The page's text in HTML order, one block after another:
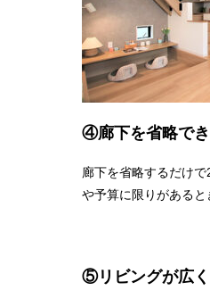
④廊下を省略で
廊下を省略するだけ
や予算に限りがあると
⑤リビングが広